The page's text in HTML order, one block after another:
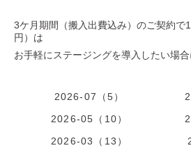
3ケ月期間（搬入出費込み）のご契約で
円）は
お手軽にステージングを導入したい場合
2026-07（5）
2026-05（10）
2026-03（13）